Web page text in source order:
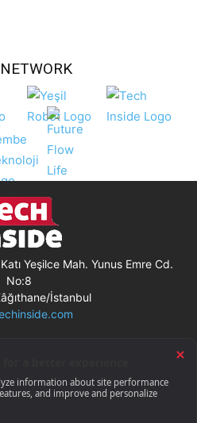
Yeşilce Mah. Yunus Emre Cd.
No:8
İstanbul
Bildirimi
RSS